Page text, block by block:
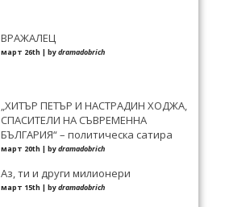
ВРАЖАЛЕЦ
март 26th | bydramadobrich
„ХИТЪР ПЕТЪР И НАСТРАДИН ХОДЖА,
СПАСИТЕЛИ НА СЪВРЕМЕННА
БЪЛГАРИЯ“ – политическа сатира
март 20th | bydramadobrich
Аз, ти и други милионери
март 15th | bydramadobrich